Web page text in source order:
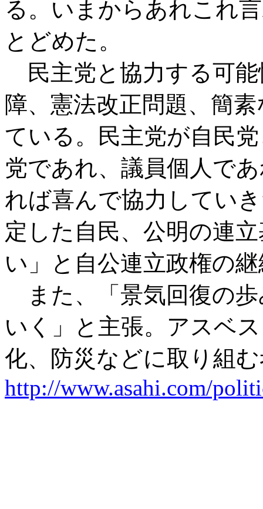
る。いまからあれこれ
とどめた。
民主党と協力する可
障、憲法改正問題、簡
ている。民主党が自民
党であれ、議員個人で
れば喜んで協力してい
定した自民、公明の連
い」と自公連立政権の
また、「景気回復の
いく」と主張。アスベ
化、防災などに取り組
http://www.asahi.com/